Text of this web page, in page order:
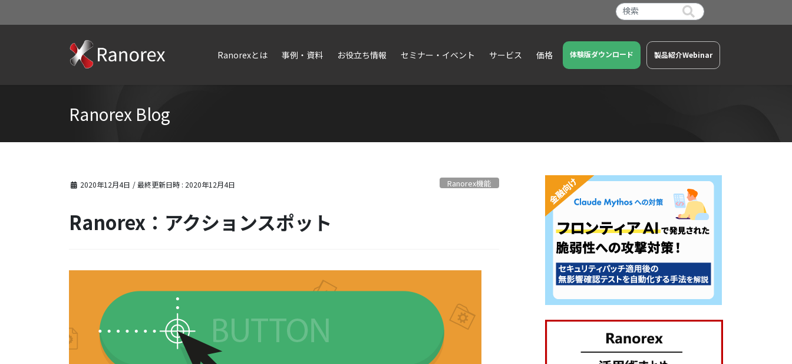
Ranorexとは 事例・資料 お役立ち情報 セミナー・イベント サービス 価格 体験版ダウンロード 製品紹介Webinar
Ranorex Blog
2020年12月4日 / 最終更新日時 : 2020年12月4日 Ranorex機能
Ranorex：アクションスポット